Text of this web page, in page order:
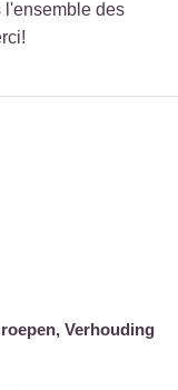
l'ensemble des
Verhouding